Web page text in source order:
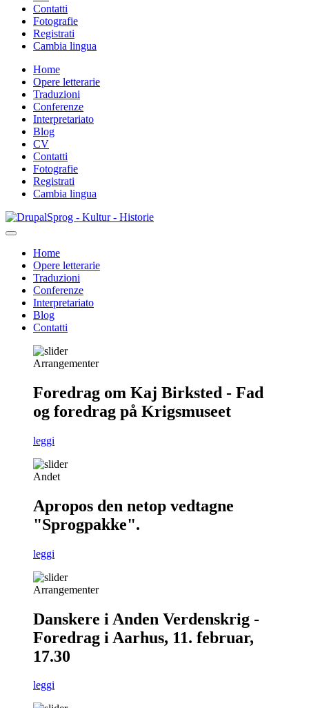
Contatti
Fotografie
Registrati
Cambia lingua
Home
Opere letterarie
Traduzioni
Conferenze
Interpretariato
Blog
CV
Contatti
Fotografie
Registrati
Cambia lingua
Salta
al
principale
Sprog - Kultur - Historie
Primær
navigation
Home
Opere letterarie
Traduzioni
Conferenze
Interpretariato
Blog
Contatti
Arrangementer
Foredrag om Kaj Birksted - Fad
og foredrag på Krigsmuseet
leggi
Andet
Apropos den netop vedtagne
"Sprogpakke".
leggi
Arrangementer
Danskere i Anden Verdenskrig -
Foredrag i Aarhus, 11. februar,
17.30
leggi